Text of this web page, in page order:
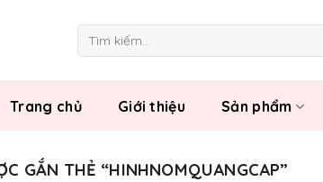
kiếm:
Trang chủ Giới thiệu Sản phẩm
GẮN THẺ “HINHNOMQUANGCAP”